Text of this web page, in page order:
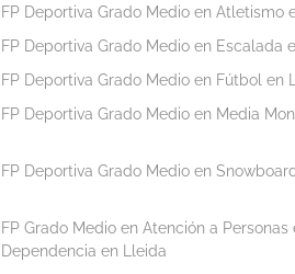
FP Deportiva Grado Medio en Atletismo
FP Deportiva Grado Medio en Escalada
FP Deportiva Grado Medio en Fútbol en
FP Deportiva Grado Medio en Media
FP Deportiva Grado Medio en
FP Grado Medio en Atención a
Dependencia en Lleida